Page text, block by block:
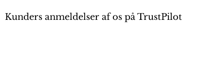
Kunders anmeldelser af os på TrustPilot